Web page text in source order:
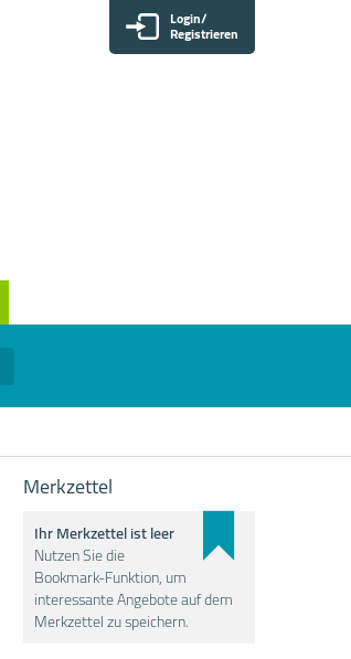
Login/
Registrieren
Merkzettel
Ihr Merkzettel ist leer
Nutzen Sie die
Bookmark-Funktion, um
interessante Angebote auf dem
Merkzettel zu speichern.